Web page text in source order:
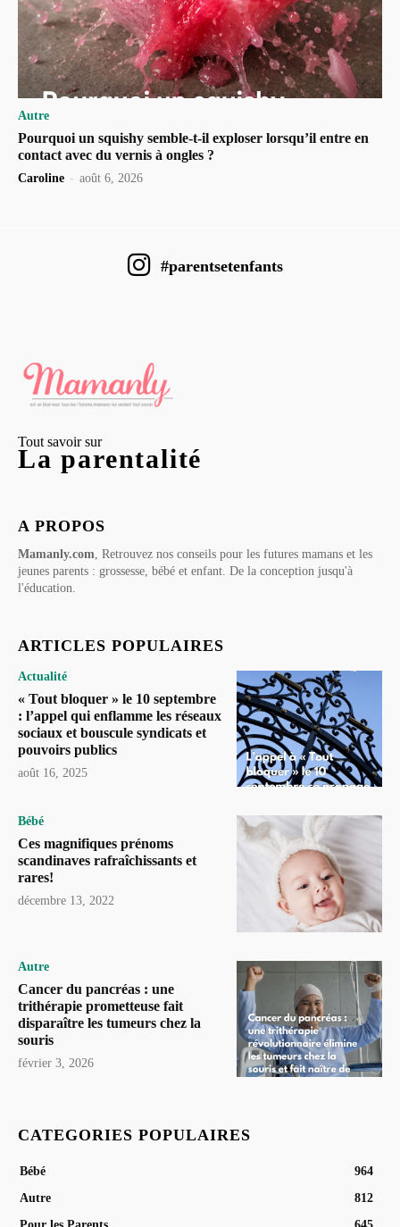
Autre
Pourquoi un squishy semble-t-il exploser lorsqu’il entre en
contact avec du vernis à ongles ?
Caroline - août 6, 2026
#parentsetenfants
Tout savoir sur
La parentalité
A PROPOS
Mamanly.com , Retrouvez nos conseils pour les futures mamans et les
jeunes parents : grossesse, bébé et enfant. De la conception jusqu'à
l'éducation.
ARTICLES POPULAIRES
Actualité
« Tout bloquer » le 10 septembre
: l’appel qui enflamme les réseaux
sociaux et bouscule syndicats et
pouvoirs publics
août 16, 2025
Bébé
Ces magnifiques prénoms
scandinaves rafraîchissants et
rares!
décembre 13, 2022
Autre
Cancer du pancréas : une
trithérapie prometteuse fait
disparaître les tumeurs chez la
souris
février 3, 2026
CATEGORIES POPULAIRES
Bébé
964
Autre
812